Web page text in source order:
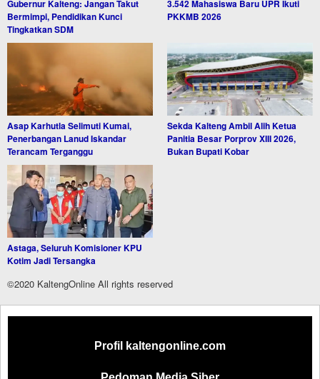
Gubernur Kalteng: Jangan Takut
Bermimpi, Pendidikan Kunci
Tingkatkan SDM
3.542 Mahasiswa Baru UPR Ikuti
PKKMB 2026
Asap Karhutla Selimuti Kumai,
Penerbangan Lanud Iskandar
Terancam Terganggu
Sekda Kalteng Ambil Alih Ketua
Panitia Besar Porprov XIII 2026,
Bukan Bupati Kobar
Astaga, Seluruh Komisioner KPU
Kotim Jadi Tersangka
©2020 KaltengOnline All rights reserved
Profil kaltengonline.com